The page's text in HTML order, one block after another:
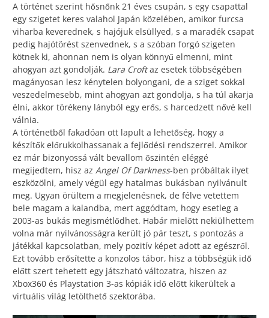
A történet szerint hősnőnk 21 éves csupán, s egy csapattal
egy szigetet keres valahol Japán közelében, amikor furcsa
viharba keverednek, s hajójuk elsüllyed, s a maradék csapat
pedig hajótörést szenvednek, s a szóban forgó szigeten
kötnek ki, ahonnan nem is olyan könnyű elmenni, mint
ahogyan azt gondolják. Lara Croftaz esetek többségében
magányosan lesz kénytelen bolyongani, de a sziget sokkal
veszedelmesebb, mint ahogyan azt gondolja, s ha túl akarja
élni, akkor törékeny lányból egy erős, s harcedzett nővé kell
válnia.
A történetből fakadóan ott lapult a lehetőség, hogy a
készítők előrukkolhassanak a fejlődési rendszerrel. Amikor
ez már bizonyossá vált bevallom őszintén eléggé
megijedtem, hisz az Angel Of Darkness-ben próbáltak ilyet
eszközölni, amely végül egy hatalmas bukásban nyilvánult
meg. Ugyan örültem a megjelenésnek, de félve vetettem
bele magam a kalandba, mert aggódtam, hogy esetleg a
2003-as bukás megismétlődhet. Habár mielőtt nekiülhettem
volna már nyilvánosságra került jó pár teszt, s pontozás a
játékkal kapcsolatban, mely pozitív képet adott az egészről.
Ezt tovább erősítette a konzolos tábor, hisz a többségük idő
előtt szert tehetett egy játszható változatra, hiszen az
Xbox360 és Playstation 3-as kópiák idő előtt kikerültek a
virtuális világ letölthető szektorába.